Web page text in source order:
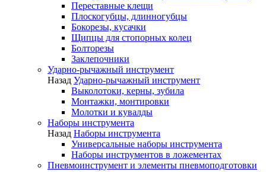
Переставные клещи
Плоскогубцы, длинногубцы
Бокорезы, кусачки
Щипцы для стопорных колец
Болторезы
Заклепочники
Ударно-рычажный инструмент
Назад Ударно-рычажный инструмент
Выколотоки, керны, зубила
Монтажки, монтировки
Молотки и кувалды
Наборы инструмента
Назад Наборы инструмента
Универсальные наборы инструмента
Наборы инструментов в ложементах
Пневмоинструмент и элементы пневмоподготовки